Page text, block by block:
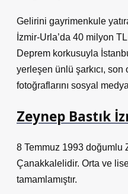
Gelirini gayrimenkule
İzmir-Urla’da 40 milyon
Deprem korkusuyla
yerleşen ünlü şarkıcı,
fotoğraflarını sosyal
Zeynep Bastık
8 Temmuz 1993 doğumlu
Çanakkalelidir. Orta ve
tamamlamıştır.